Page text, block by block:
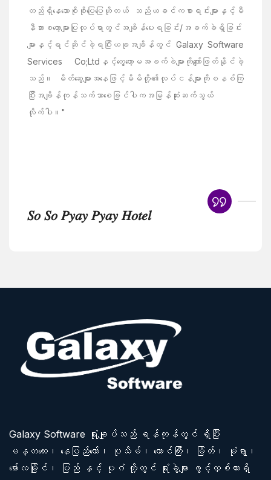
တည်ရှိနေသောစိုစိုပြေပြေဟိုတယ် သည်ယခင်ကစာရင်းများနှင့်မီ
နီဘားစတော့များပြုလုပ်ရာတွင်အချိန်ပေးရခြင်း/အခက်ခဲရှိခြင်း
များနှင့်ရင်ဆိုင်ခဲ့ရပြီးယခုအချိန်တွင် Galaxy Software
Services Co;Ltdနှင့်တွေ့တော့မအခက်ခဲများကိုကျော်ဖြတ်နိုင်ခဲ့
သည်။ မိတ်ဆွေများအနေဖြင့်မိမိတို့၏လုပ်ငန်များကိုစနစ်ကြ
ပြီးအချိန်ကုန်သက်သာစေခြင်ပါကအမြန်ဆုံးဆက်သွယ်
လိုက်ပါ။"
𝑆𝑜 𝑆𝑜 𝑃𝑦𝑎𝑦 𝑃𝑦𝑎𝑦 𝐻𝑜𝑡𝑒𝑙
Galaxy Software ရုံးချုပ်သည် ရန်ကုန်တွင် ရှိပြီး
မန္တလေး၊ နေပြည်တော်၊ ပုသိမ်၊ တောင်ကြီး၊ မြိတ်၊ မုံရွာ၊
မော်လမြိုင်၊ ပြည် နှင့် ပုဂံ တို့တွင် ရုံးခွဲများ ဖွင့်လှစ်ထားရှိ